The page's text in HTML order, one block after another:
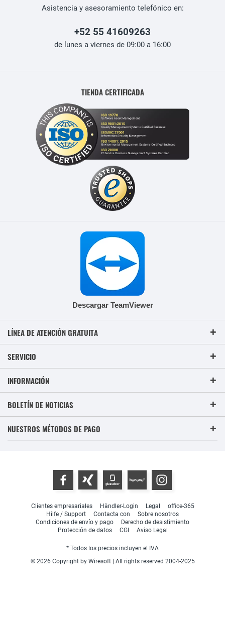
Asistencia y asesoramiento telefónico en:
+52 55 41609263
de lunes a viernes de 09:00 a 16:00
TIENDA CERTIFICADA
Descargar TeamViewer
LÍNEA DE ATENCIÓN GRATUITA
SERVICIO
INFORMACIÓN
BOLETÍN DE NOTICIAS
NUESTROS MÉTODOS DE PAGO
Clientes empresariales Händler-Login Legal
office-365
Hilfe / Support
Contacta con
Sobre nosotros
Condiciones de envío y pago
Derecho de desistimiento
Protección de datos
CGI Aviso Legal
* Todos los precios incluyen el IVA
© 2026 Copyright by Wiresoft | All rights reserved 2004-2025